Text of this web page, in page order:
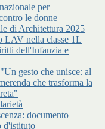
per
le donne
di Architettura 2025
LAV nella classe 1L
dell'Infanzia e
gesto che unisce: al
che trasforma la
documento
d'istituto